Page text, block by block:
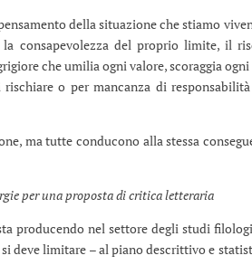
della situazione che stiamo
consapevolezza del proprio limite, il
che umilia ogni valore, scoraggia
o per mancanza di
ma tutte conducono alla stessa
per una proposta di critica letteraria
producendo nel settore degli studi
deve limitare – al piano descrittivo e